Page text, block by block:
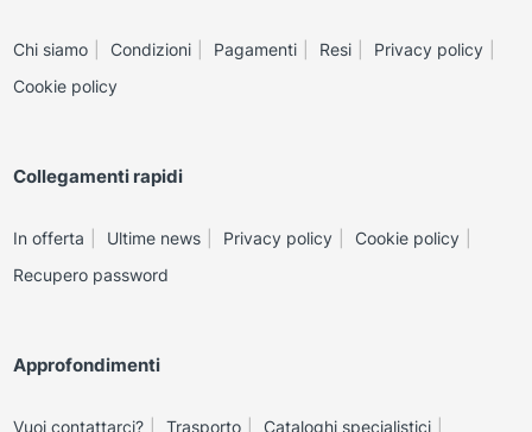
Chi siamo Condizioni Pagamenti Resi
Privacy policy
Cookie policy
Collegamenti rapidi
In offerta Ultime news Privacy policy
Cookie policy
Recupero password
Approfondimenti
Vuoi contattarci? Trasporto Cataloghi specialistici